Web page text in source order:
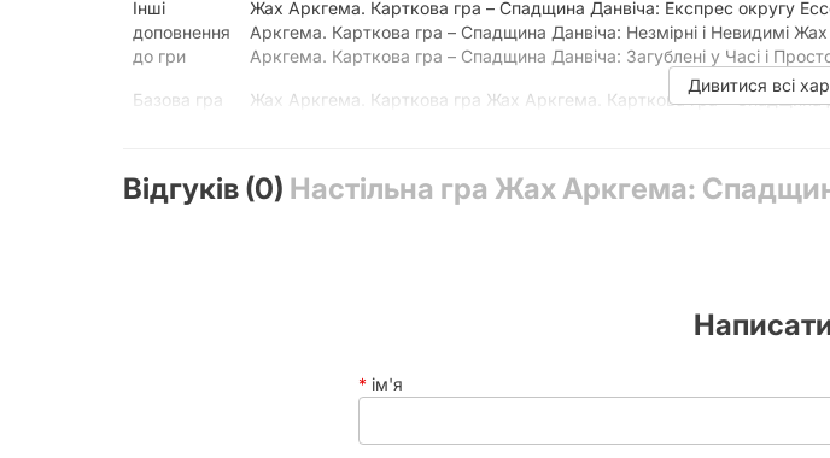
Інші
доповнення
до гри
Жах Аркгема. Карткова гра – Спадщина Данвіча: Експрес округу
Аркгема. Карткова гра – Спадщина Данвіча: Незмірні і Невидимі
Аркгема. Карткова гра – Спадщина Данвіча: Загублені у Часі і
Базова гра Жах Аркгема. Карткова гра Жах Аркгема. Карткова гра – Спадщина
Механіка Cooperative Game, Hand Management, Solo / Solitaire Game, Variable
Дивитися всі
Відгуків (0) Настільна гра Жах Аркгема:
ім'я